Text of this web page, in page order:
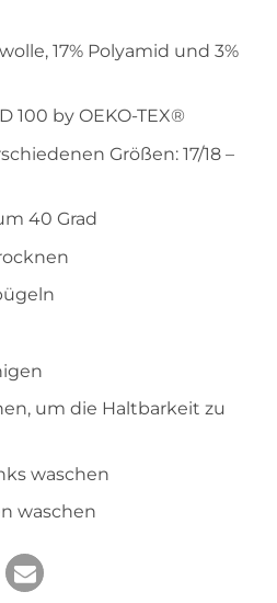
17% Polyamid und 3%
100 by OEKO-TEX®
Größen: 17/18 –
40 Grad
um die Haltbarkeit zu
waschen
waschen